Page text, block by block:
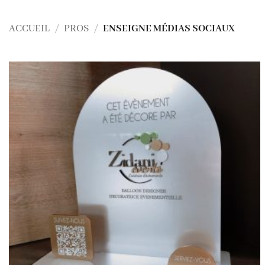
ACCUEIL / PROS / ENSEIGNE MÉDIAS SOCIAUX